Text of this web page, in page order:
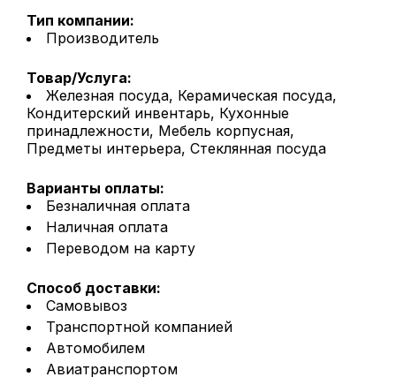
Тип компании:
Производитель
Товар/Услуга:
Железная посуда, Керамическая посуда,
Кондитерский инвентарь, Кухонные
принадлежности, Мебель корпусная,
Предметы интерьера, Стеклянная посуда
Варианты оплаты:
Безналичная оплата
Наличная оплата
Переводом на карту
Способ доставки:
Самовывоз
Транспортной компанией
Автомобилем
Авиатранспортом